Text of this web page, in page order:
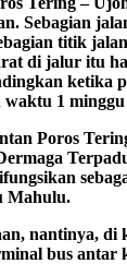
Sebagian
titik
di jalur itu
ketika
waktu 1
Poros
Mahulu.
nantinya, di
bus antar